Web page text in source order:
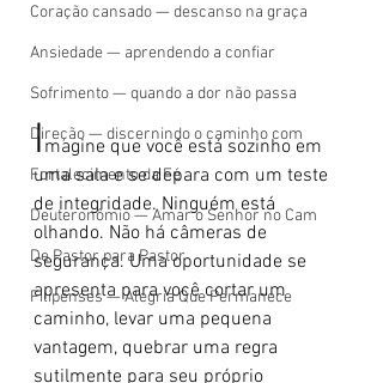
Coração cansado — descanso na graça
Ansiedade — aprendendo a confiar
Sofrimento — quando a dor não passa
Direção — discernindo o caminho com
Fortalecimento da Fé
Deuteronômio — Amar o Senhor no Cam
De Pastor para Pastor
Filipenses — Alegria Que Permanece
Imagine que você está sozinho em
uma sala e se depara com um teste
de integridade. Ninguém está
olhando. Não há câmeras de
segurança. Uma oportunidade se
apresenta para você cortar um
caminho, levar uma pequena
vantagem, quebrar uma regra
sutilmente para seu próprio